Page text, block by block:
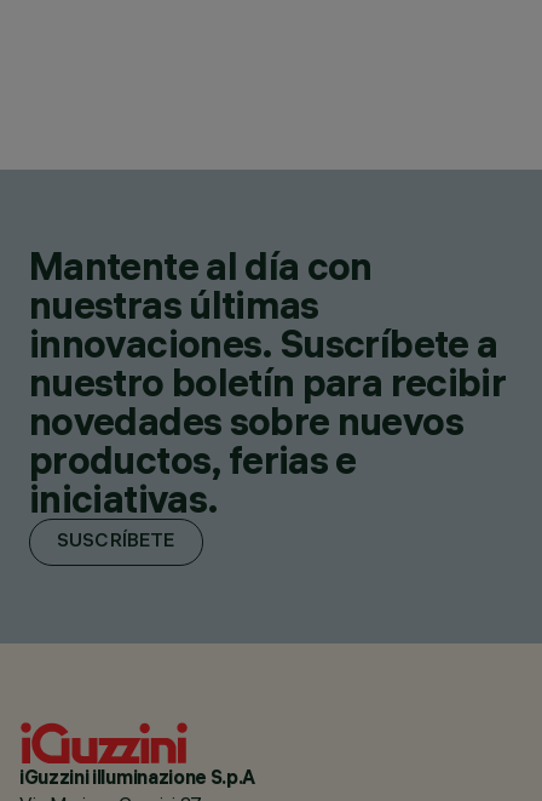
Mantente al día con
nuestras últimas
innovaciones. Suscríbete a
nuestro boletín para recibir
novedades sobre nuevos
productos, ferias e
iniciativas.
SUSCRÍBETE
iGuzzini illuminazione S.p.A